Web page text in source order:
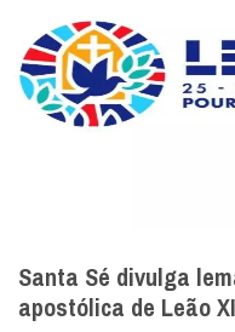
Santa Sé divulga
apostólica de Leão